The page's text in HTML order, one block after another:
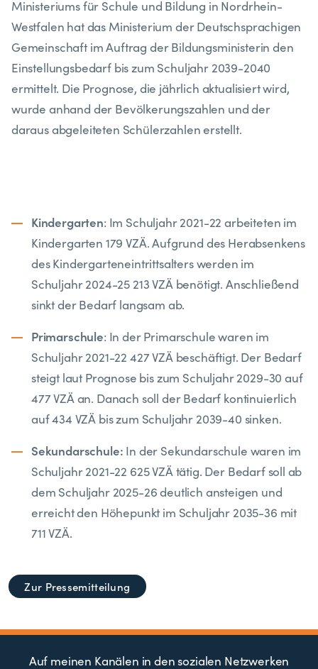
Ministeriums für Schule und Bildung in Nordrhein-
Westfalen hat das Ministerium der Deutschsprachigen
Gemeinschaft im Auftrag der Bildungsministerin den
Einstellungsbedarf bis zum Schuljahr 2039-2040
ermittelt. Die Prognose, die jährlich aktualisiert wird,
wurde anhand der Bevölkerungszahlen und der
daraus abgeleiteten Schülerzahlen erstellt.
Kindergarten: Im Schuljahr 2021-22 arbeiteten im
Kindergarten 179 VZÄ. Aufgrund des Herabsenkens
des Kindergarteneintrittsalters werden im
Schuljahr 2024-25 213 VZÄ benötigt. Anschließend
sinkt der Bedarf langsam ab.
Primarschule: In der Primarschule waren im
Schuljahr 2021-22 427 VZÄ beschäftigt. Der Bedarf
steigt laut Prognose bis zum Schuljahr 2029-30 auf
477 VZÄ an. Danach soll der Bedarf kontinuierlich
auf 434 VZÄ bis zum Schuljahr 2039-40 sinken.
Sekundarschule: In der Sekundarschule waren im
Schuljahr 2021-22 625 VZÄ tätig. Der Bedarf soll ab
dem Schuljahr 2025-26 deutlich ansteigen und
erreicht den Höhepunkt im Schuljahr 2035-36 mit
711 VZÄ.
Zur Pressemitteilung
Auf meinen Kanälen in den sozialen Netzwerken